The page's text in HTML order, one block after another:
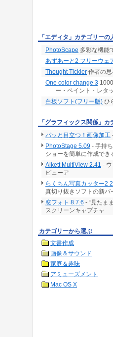
「エディタ」カテゴリー
PhotoScape 多彩な機能
あずあーと2 フリーウェ
Thought Tickler 作者の
One color change 3
ー・ペイント・レタ
白板ソフト(フリー版) ひ
「グラフィックス関係」
パッと目立つ！画像加工
PhotoStage 5.09 - 手持
ショーを簡単に作成でき
Alkett MultiView 2.41 -
ビューア
らくちん写真カッター2
真切り抜きソフトの新バ
窓フォト 8.7.6 - “見たま
スクリーンキャプチャ
カテゴリーから選ぶ
文書作成
画像＆サウンド
家庭＆趣味
アミューズメント
Mac OS X